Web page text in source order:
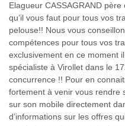
Elagueur CASSAGRAND
qu’il vous faut pour tous vos
pelouse!! Nous vous
compétences pour tous vos
exclusivement en ce moment
spécialiste à Virollet dans le
concurrence !! Pour en
fortement à venir vous rendre
sur son mobile directement
d’informations sur les offres